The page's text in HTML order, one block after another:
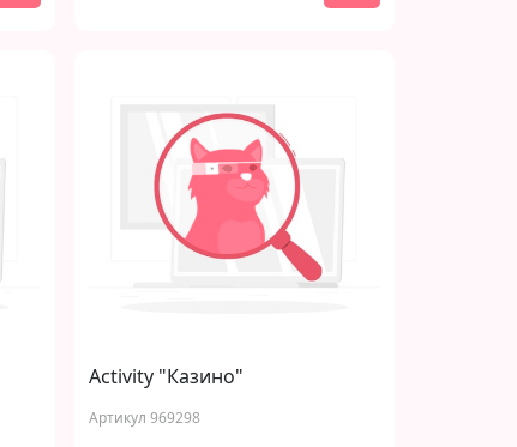
Activity "Казино"
Артикул 969298